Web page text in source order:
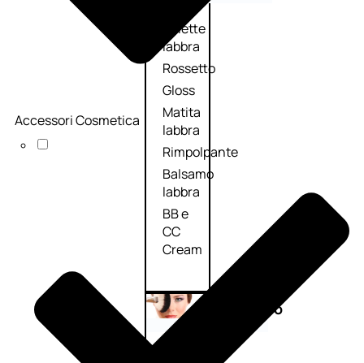
Palette
labbra
Rossetto
Gloss
Matita
labbra
Rimpolpante
Balsamo
labbra
BB e
CC
Cream
Viso
Accessori Cosmetica